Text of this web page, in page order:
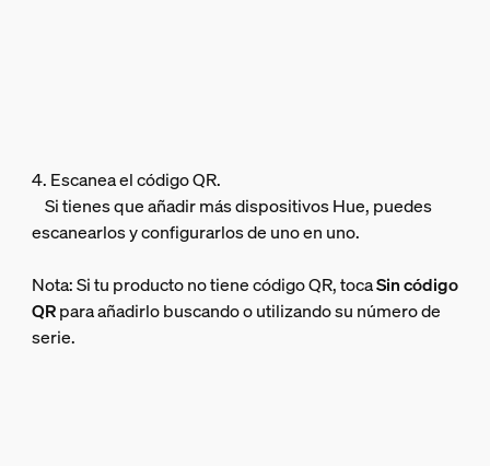
4. Escanea el código QR.
Si tienes que añadir más dispositivos Hue, puedes
escanearlos y configurarlos de uno en uno.
Nota: Si tu producto no tiene código QR, tocaSin código
QRpara añadirlo buscando o utilizando su número de
serie.